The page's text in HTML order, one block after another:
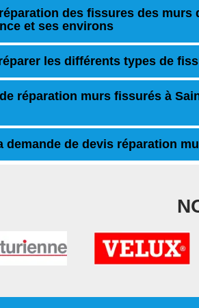
des fissures des murs
et ses environs
les différents types de
réparation murs fissurés à
demande de devis réparation